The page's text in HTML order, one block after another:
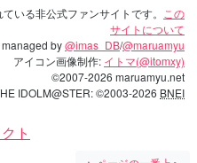
いる非公式ファンサイトです。
この
サイトについて
managed by@imas_DB/@maruamyu
アイコン画像制作: イトマ(@itomxy)
©2007-2026 maruamyu.net
IDOLM@STER: ©2003-2026 BNEI
ト